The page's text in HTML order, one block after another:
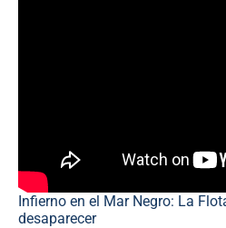
Infierno en el Mar Negro: La
desaparecer